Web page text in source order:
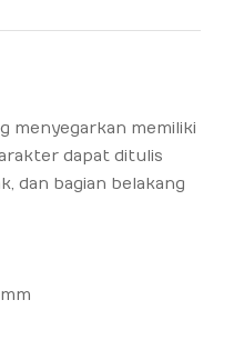
menyegarkan memiliki
dapat ditulis
dan bagian belakang